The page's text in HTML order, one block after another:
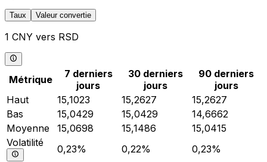
Taux Valeur convertie
1 CNY vers RSD
Métrique
7 derniers
jours
30 derniers
jours
90 derniers
jours
Haut
15,1023 15,2627
15,2627
Bas
15,0429 15,0429
14,6662
Moyenne
15,0698 15,1486
15,0415
Volatilité
0,23% 0,22% 0,23%